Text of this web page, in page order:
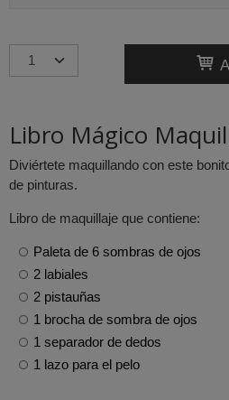
Libro Mágico
Diviértete maquillando con este bonito estuche de
de pinturas.
Libro de maquillaje que contiene:
Paleta de 6 sombras de ojos
2 labiales
2 pistauñas
1 brocha de sombra de ojos
1 separador de dedos
1 lazo para el pelo